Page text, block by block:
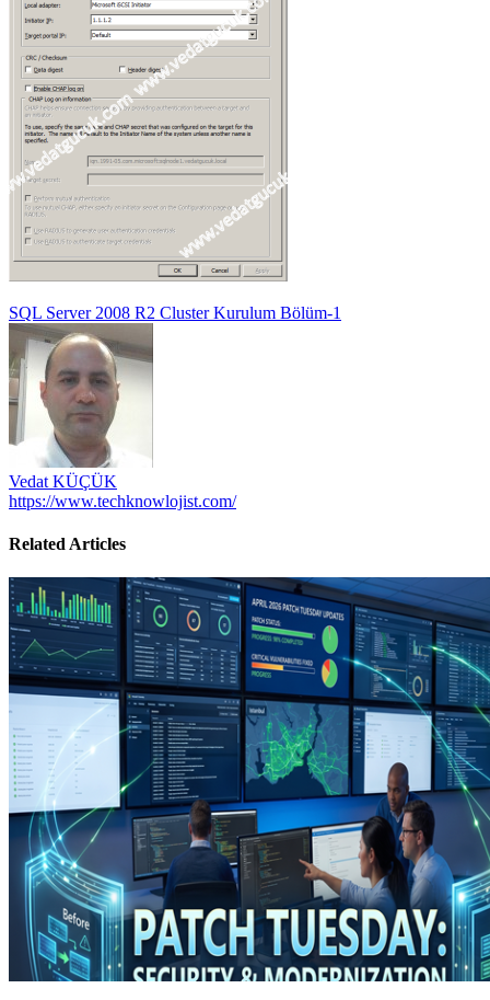
Yazı
gezinmesi
SQL Server 2008 R2 Cluster Kurulum Bölüm-1
Vedat KÜÇÜK
https://www.techknowlojist.com/
Related Articles